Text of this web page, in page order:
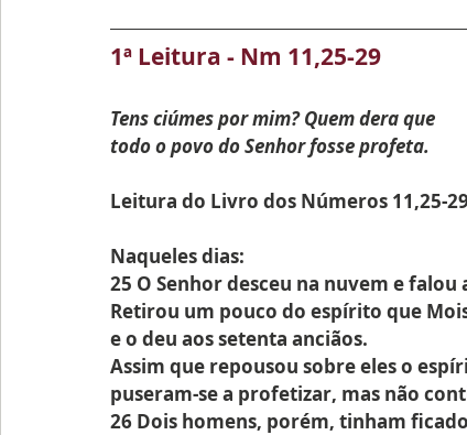
1ª Leitura - Nm 11,25-29
Tens ciúmes por mim? Quem dera que
todo o povo do Senhor fosse profeta.
Leitura do Livro dos Números 11,25-29
Naqueles dias:
25 O Senhor desceu na nuvem e falou
Retirou um pouco do espírito que
e o deu aos setenta anciãos.
Assim que repousou sobre eles o
puseram-se a profetizar, mas não
26 Dois homens, porém, tinham